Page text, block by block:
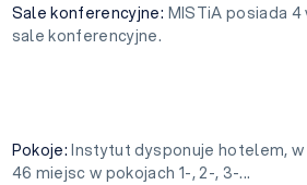
Sale konferencyjne: MISTiA posiada 4
sale konferencyjne.
Pokoje:Instytut dysponuje hotelem,
46 miejsc w pokojach 1-, 2-, 3-...